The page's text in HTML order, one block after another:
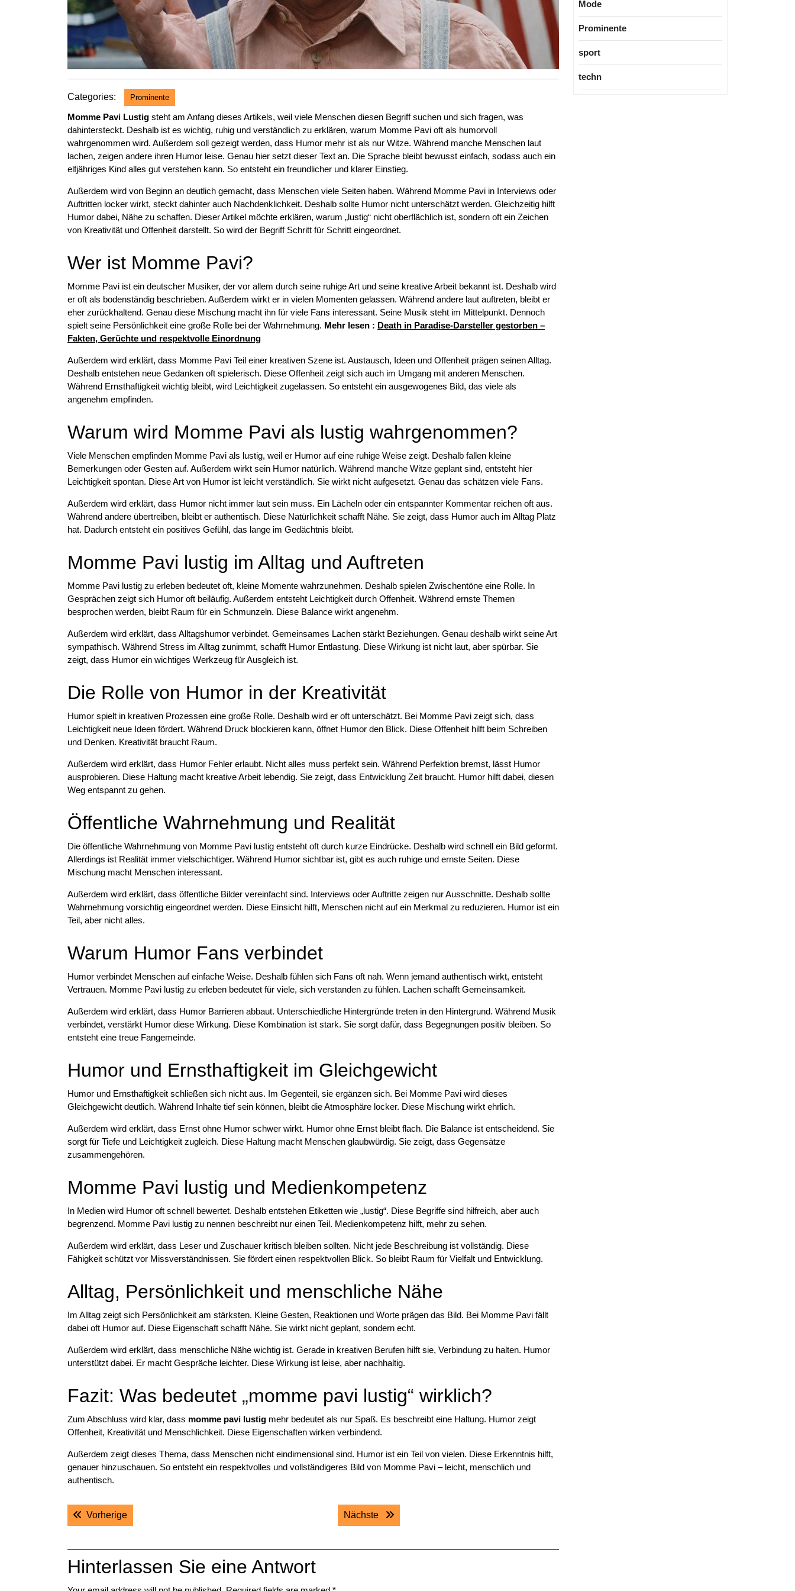
Categories: Prominente
Momme Pavi Lustig steht am Anfang dieses Artikels, weil viele Menschen diesen Begriff suchen und sich fragen, was
dahintersteckt. Deshalb ist es wichtig, ruhig und verständlich zu erklären, warum Momme Pavi oft als humorvoll
wahrgenommen wird. Außerdem soll gezeigt werden, dass Humor mehr ist als nur Witze. Während manche Menschen laut
lachen, zeigen andere ihren Humor leise. Genau hier setzt dieser Text an. Die Sprache bleibt bewusst einfach, sodass auch ein
elfjähriges Kind alles gut verstehen kann. So entsteht ein freundlicher und klarer Einstieg.
Außerdem wird von Beginn an deutlich gemacht, dass Menschen viele Seiten haben. Während Momme Pavi in Interviews oder
Auftritten locker wirkt, steckt dahinter auch Nachdenklichkeit. Deshalb sollte Humor nicht unterschätzt werden. Gleichzeitig hilft
Humor dabei, Nähe zu schaffen. Dieser Artikel möchte erklären, warum „lustig“ nicht oberflächlich ist, sondern oft ein Zeichen
von Kreativität und Offenheit darstellt. So wird der Begriff Schritt für Schritt eingeordnet.
Wer ist Momme Pavi?
Momme Pavi ist ein deutscher Musiker, der vor allem durch seine ruhige Art und seine kreative Arbeit bekannt ist. Deshalb wird
er oft als bodenständig beschrieben. Außerdem wirkt er in vielen Momenten gelassen. Während andere laut auftreten, bleibt er
eher zurückhaltend. Genau diese Mischung macht ihn für viele Fans interessant. Seine Musik steht im Mittelpunkt. Dennoch
spielt seine Persönlichkeit eine große Rolle bei der Wahrnehmung. Mehr lesen : Death in Paradise-Darsteller gestorben –
Fakten, Gerüchte und respektvolle Einordnung
Außerdem wird erklärt, dass Momme Pavi Teil einer kreativen Szene ist. Austausch, Ideen und Offenheit prägen seinen Alltag.
Deshalb entstehen neue Gedanken oft spielerisch. Diese Offenheit zeigt sich auch im Umgang mit anderen Menschen.
Während Ernsthaftigkeit wichtig bleibt, wird Leichtigkeit zugelassen. So entsteht ein ausgewogenes Bild, das viele als
angenehm empfinden.
Warum wird Momme Pavi als lustig wahrgenommen?
Viele Menschen empfinden Momme Pavi als lustig, weil er Humor auf eine ruhige Weise zeigt. Deshalb fallen kleine
Bemerkungen oder Gesten auf. Außerdem wirkt sein Humor natürlich. Während manche Witze geplant sind, entsteht hier
Leichtigkeit spontan. Diese Art von Humor ist leicht verständlich. Sie wirkt nicht aufgesetzt. Genau das schätzen viele Fans.
Außerdem wird erklärt, dass Humor nicht immer laut sein muss. Ein Lächeln oder ein entspannter Kommentar reichen oft aus.
Während andere übertreiben, bleibt er authentisch. Diese Natürlichkeit schafft Nähe. Sie zeigt, dass Humor auch im Alltag Platz
hat. Dadurch entsteht ein positives Gefühl, das lange im Gedächtnis bleibt.
Momme Pavi lustig im Alltag und Auftreten
Momme Pavi lustig zu erleben bedeutet oft, kleine Momente wahrzunehmen. Deshalb spielen Zwischentöne eine Rolle. In
Gesprächen zeigt sich Humor oft beiläufig. Außerdem entsteht Leichtigkeit durch Offenheit. Während ernste Themen
besprochen werden, bleibt Raum für ein Schmunzeln. Diese Balance wirkt angenehm.
Außerdem wird erklärt, dass Alltagshumor verbindet. Gemeinsames Lachen stärkt Beziehungen. Genau deshalb wirkt seine Art
sympathisch. Während Stress im Alltag zunimmt, schafft Humor Entlastung. Diese Wirkung ist nicht laut, aber spürbar. Sie
zeigt, dass Humor ein wichtiges Werkzeug für Ausgleich ist.
Die Rolle von Humor in der Kreativität
Humor spielt in kreativen Prozessen eine große Rolle. Deshalb wird er oft unterschätzt. Bei Momme Pavi zeigt sich, dass
Leichtigkeit neue Ideen fördert. Während Druck blockieren kann, öffnet Humor den Blick. Diese Offenheit hilft beim Schreiben
und Denken. Kreativität braucht Raum.
Außerdem wird erklärt, dass Humor Fehler erlaubt. Nicht alles muss perfekt sein. Während Perfektion bremst, lässt Humor
ausprobieren. Diese Haltung macht kreative Arbeit lebendig. Sie zeigt, dass Entwicklung Zeit braucht. Humor hilft dabei, diesen
Weg entspannt zu gehen.
Öffentliche Wahrnehmung und Realität
Die öffentliche Wahrnehmung von Momme Pavi lustig entsteht oft durch kurze Eindrücke. Deshalb wird schnell ein Bild geformt.
Allerdings ist Realität immer vielschichtiger. Während Humor sichtbar ist, gibt es auch ruhige und ernste Seiten. Diese
Mischung macht Menschen interessant.
Außerdem wird erklärt, dass öffentliche Bilder vereinfacht sind. Interviews oder Auftritte zeigen nur Ausschnitte. Deshalb sollte
Wahrnehmung vorsichtig eingeordnet werden. Diese Einsicht hilft, Menschen nicht auf ein Merkmal zu reduzieren. Humor ist ein
Teil, aber nicht alles.
Warum Humor Fans verbindet
Humor verbindet Menschen auf einfache Weise. Deshalb fühlen sich Fans oft nah. Wenn jemand authentisch wirkt, entsteht
Vertrauen. Momme Pavi lustig zu erleben bedeutet für viele, sich verstanden zu fühlen. Lachen schafft Gemeinsamkeit.
Außerdem wird erklärt, dass Humor Barrieren abbaut. Unterschiedliche Hintergründe treten in den Hintergrund. Während Musik
verbindet, verstärkt Humor diese Wirkung. Diese Kombination ist stark. Sie sorgt dafür, dass Begegnungen positiv bleiben. So
entsteht eine treue Fangemeinde.
Humor und Ernsthaftigkeit im Gleichgewicht
Humor und Ernsthaftigkeit schließen sich nicht aus. Im Gegenteil, sie ergänzen sich. Bei Momme Pavi wird dieses
Gleichgewicht deutlich. Während Inhalte tief sein können, bleibt die Atmosphäre locker. Diese Mischung wirkt ehrlich.
Außerdem wird erklärt, dass Ernst ohne Humor schwer wirkt. Humor ohne Ernst bleibt flach. Die Balance ist entscheidend. Sie
sorgt für Tiefe und Leichtigkeit zugleich. Diese Haltung macht Menschen glaubwürdig. Sie zeigt, dass Gegensätze
zusammengehören.
Momme Pavi lustig und Medienkompetenz
In Medien wird Humor oft schnell bewertet. Deshalb entstehen Etiketten wie „lustig“. Diese Begriffe sind hilfreich, aber auch
begrenzend. Momme Pavi lustig zu nennen beschreibt nur einen Teil. Medienkompetenz hilft, mehr zu sehen.
Außerdem wird erklärt, dass Leser und Zuschauer kritisch bleiben sollten. Nicht jede Beschreibung ist vollständig. Diese
Fähigkeit schützt vor Missverständnissen. Sie fördert einen respektvollen Blick. So bleibt Raum für Vielfalt und Entwicklung.
Alltag, Persönlichkeit und menschliche Nähe
Im Alltag zeigt sich Persönlichkeit am stärksten. Kleine Gesten, Reaktionen und Worte prägen das Bild. Bei Momme Pavi fällt
dabei oft Humor auf. Diese Eigenschaft schafft Nähe. Sie wirkt nicht geplant, sondern echt.
Außerdem wird erklärt, dass menschliche Nähe wichtig ist. Gerade in kreativen Berufen hilft sie, Verbindung zu halten. Humor
unterstützt dabei. Er macht Gespräche leichter. Diese Wirkung ist leise, aber nachhaltig.
Fazit: Was bedeutet „momme pavi lustig“ wirklich?
Zum Abschluss wird klar, dass momme pavi lustig mehr bedeutet als nur Spaß. Es beschreibt eine Haltung. Humor zeigt
Offenheit, Kreativität und Menschlichkeit. Diese Eigenschaften wirken verbindend.
Außerdem zeigt dieses Thema, dass Menschen nicht eindimensional sind. Humor ist ein Teil von vielen. Diese Erkenntnis hilft,
genauer hinzuschauen. So entsteht ein respektvolles und vollständigeres Bild von Momme Pavi – leicht, menschlich und
authentisch.
Post
navigation
VorherigePrevious post: Nächste Next post:
Hinterlassen Sie eine Antwort
Mode
Prominente
sport
techn